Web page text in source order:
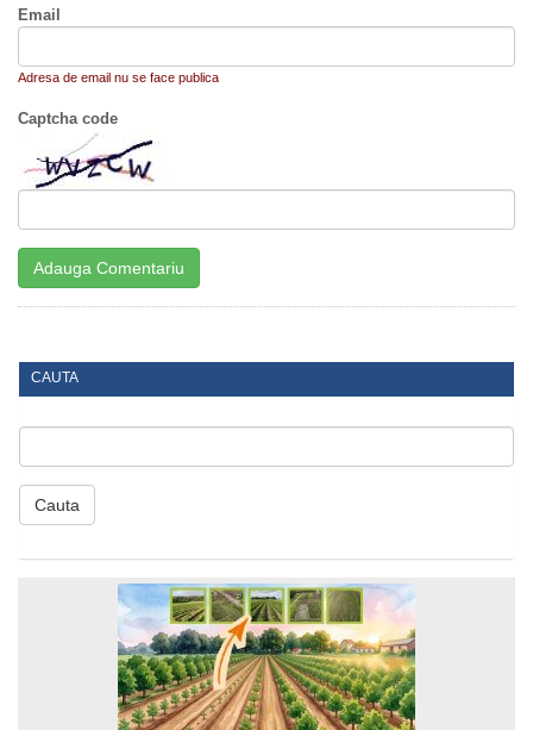
Email
Adresa de email nu se face publica
Captcha code
CAUTA
Cauta